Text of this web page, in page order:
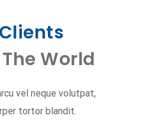
World
vel neque volutpat,
tortor blandit.